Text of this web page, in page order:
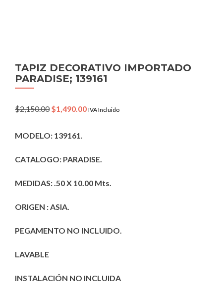
TAPIZ DECORATIVO IMPORTADO
PARADISE; 139161
$2,150.00 Original
$2,150.00.
$1,490.00Current
IVA Incluido
MODELO: 139161.
CATALOGO: PARADISE.
MEDIDAS: .50 X 10.00 Mts.
ORIGEN : ASIA.
PEGAMENTO NO INCLUIDO.
LAVABLE
INSTALACIÓN NO INCLUIDA